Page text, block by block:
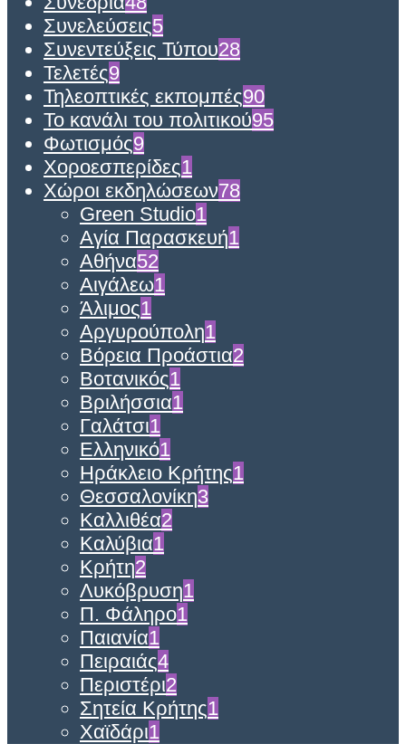
Συνελεύσεις5
Συνεντεύξεις Τύπου28
Τελετές9
Τηλεοπτικές εκπομπές90
Το κανάλι του πολιτικού95
Φωτισμός9
Χοροεσπερίδες1
Χώροι εκδηλώσεων78
Green Studio1
Αγία Παρασκευή1
Αθήνα52
Αιγάλεω1
Άλιμος1
Αργυρούπολη1
Βόρεια Προάστια2
Βοτανικός1
Βριλήσσια1
Γαλάτσι1
Ελληνικό1
Ηράκλειο Κρήτης1
Θεσσαλονίκη3
Καλλιθέα2
Καλύβια1
Κρήτη2
Λυκόβρυση1
Π. Φάληρο1
Παιανία1
Πειραιάς4
Περιστέρι2
Σητεία Κρήτης1
Χαϊδάρι1